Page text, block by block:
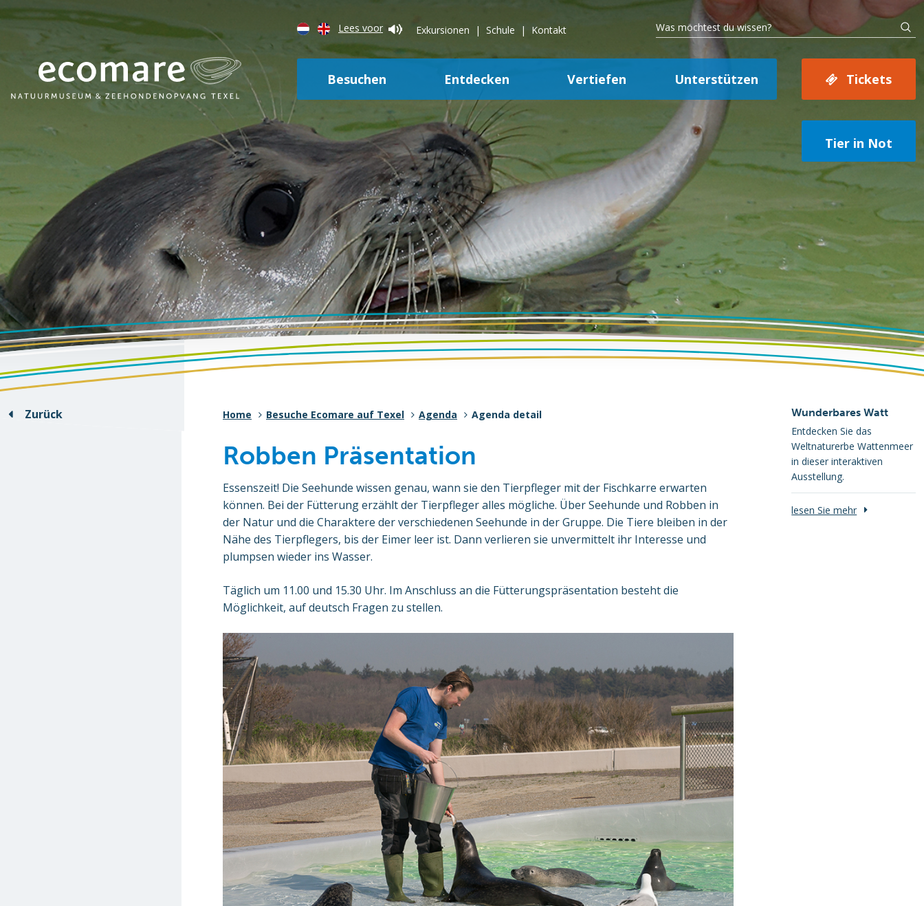
Lees voor Exkursionen Schule Kontakt
Besuchen Entdecken Vertiefen Unterstützen Tickets
Tier in Not
Zurück Home Besuche Ecomare auf Texel Agenda Agenda detail
Robben Präsentation
Essenszeit! Die Seehunde wissen genau, wann sie den Tierpfleger mit der Fischkarre erwarten
können. Bei der Fütterung erzählt der Tierpfleger alles mögliche. Über Seehunde und Robben in
der Natur und die Charaktere der verschiedenen Seehunde in der Gruppe. Die Tiere bleiben in der
Nähe des Tierpflegers, bis der Eimer leer ist. Dann verlieren sie unvermittelt ihr Interesse und
plumpsen wieder ins Wasser.
Täglich um 11.00 und 15.30 Uhr. Im Anschluss an die Fütterungspräsentation besteht die
Möglichkeit, auf deutsch Fragen zu stellen.
Wunderbares Watt
Entdecken Sie das
Weltnaturerbe Wattenmeer
in dieser interaktiven
Ausstellung.
lesen Sie mehr